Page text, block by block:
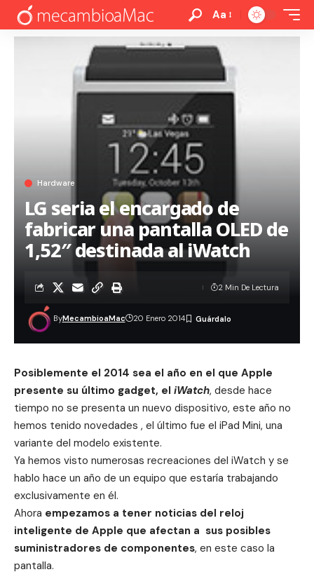
Aa
Hardware
LG seria el encargado de
fabricar una pantalla OLED de
1,52″ destinada al iWatch
ByMecambioaMac 20 Enero 2014
2 Min De Lectura
Posiblemente el 2014 sea el año en el que Apple
presente su último gadget, el iWatch, desde hace
tiempo no se presenta un nuevo dispositivo, este año no
hemos tenido novedades , el último fue el iPad Mini, una
variante del modelo existente.
Ya hemos visto numerosas recreaciones del iWatch y se
hablo hace un año de un equipo que estaría trabajando
exclusivamente en él.
Ahora empezamos a tener noticias del reloj
inteligente de Apple que afectan a sus posibles
suministradores de componentes, en este caso la
pantalla.